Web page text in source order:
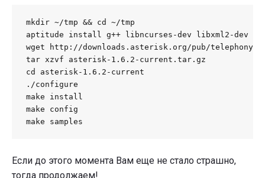
mkdir ~/tmp && cd ~/tmp
aptitude install g++ libncurses-dev libxml2-dev
wget http://downloads.asterisk.org/pub/
tar xzvf asterisk-1.6.2-current.tar.gz
cd asterisk-1.6.2-current
./configure
make install
make config
make samples
Если до этого момента Вам еще не стало страшно,
тогда продолжаем!